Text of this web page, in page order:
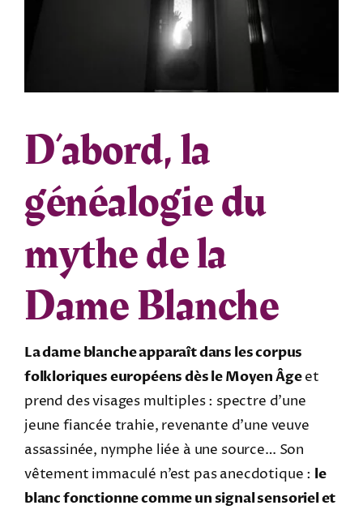
D’abord, la
généalogie du
mythe de la
Dame Blanche
La dame blanche apparaît dans les corpus
folkloriques européens dès le Moyen Âgeet
prend des visages multiples : spectre d’une
jeune fiancée trahie, revenante d’une veuve
assassinée, nymphe liée à une source… Son
vêtement immaculé n’est pas anecdotique : le
blanc fonctionne comme un signal sensoriel et